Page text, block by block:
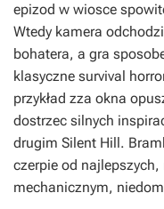
epizod w wiosce
Wtedy kamera
bohatera, a gra
klasyczne survival
przykład zza okna
dostrzec silnych
drugim Silent Hill .
czerpie od
mechanicznym,